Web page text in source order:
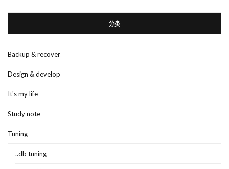
分类
Backup & recover
Design & develop
It's my life
Study note
Tuning
..db tuning